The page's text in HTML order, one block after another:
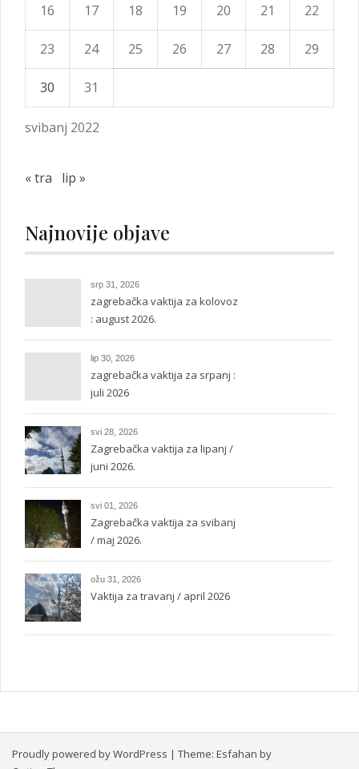
svibanj 2022
16 17 18 19 20 21 22
23 24 25 26 27 28 29
30 31
« tra lip »
Najnovije objave
srp 31, 2026
zagrebačka vaktija za kolovoz
: august 2026.
lip 30, 2026
zagrebačka vaktija za srpanj :
juli 2026
svi 28, 2026
Zagrebačka vaktija za lipanj /
juni 2026.
svi 01, 2026
Zagrebačka vaktija za svibanj
/ maj 2026.
ožu 31, 2026
Vaktija za travanj / april 2026
Proudly powered by WordPress | Theme: Esfahan by